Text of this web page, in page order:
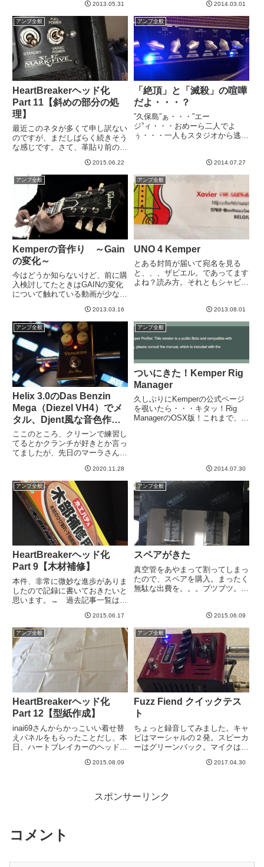
はあれですよ。ギター弾いた後飲
みたいだけです。そう考えていく
と、ぶっちゃけ、小さくて軽い必
要すらない。重かろうがなんだ
ろ...
2013.05.31 2014.03.01
アンプ全般
HeartBreakerヘッド化
Part 11【斜めの部分の処
理】
最近このネタが多くて申し訳ない
のですが、まだしばらく続きそう
な感じです。さて、革貼り前の最
の部分の処理についてです。だい
ぶ目処が立ってきました。まず
は、お手本であるMark Vの処理
を見てみます。ふーむ。。。実...
2015.06.22
アンプ全般
「絶頂」と「滅殺」の喧嘩
だよ・・・？
”久保島”ぁ・・・”エー
ジ”ィ・・・おめーら二人でよ
ぅ・・・一人もスタジオから逃が
ぅ （メサ）”弐
岩”？ ”魔血烈”？ ふっ、”お
もしれー”よ？（two rock）（マ
ッチ...
2014.07.27
アンプ全般
Kemperの音作り ～Gain
の変化～
今はどうか知らないけど、前に購
入検討してたときはGAINの変化
について触れている動画が少なか
こないだ試奏したTwo Rock
GainMaster 35！有料だったけ
ど、ぽちってしまった。。。
Amp Facto...
2013.03.16
アンプ全般
UNO 4 Kemper
とある封筒が届いて宛名を見る
と、、、ザビエル。であってます
よね？読み方。それともシャビエ
で消しました。しかし、ザビエル
って誰？？しかもベルギーって。
身に覚えが無いんですけど。。。
封...
2013.08.01
アンプ全般
Helix 3.0のDas Benzin
Mega（Diezel VH4）でメ
タル、Djent風な音色作る
トライ
ここのところ、クリーンで練習し
てるとかクランチが好きとか言っ
てましたが、先日のマーラさん＆
らびに、ブギーのレクチのニュー
モデルが出たとかRevvが興味深
いとか言ってたら、なんかごりご
りに歪んだ音で弾きたくなって...
2020.11.28
アンプ全般
ついにきた！Kemper Rig
Manager
久しぶりにKemperの公式ページ
を覗いたら・・・キタッ！Rig
ManagerのOSX版！これまで、
2014.07.30
アンプ全般
HeartBreakerヘッド化
Part 9【木材補修】
本件、非常に微妙な進歩がありま
したので記録に書いておきたいと
思います。→ 過去記事一覧はこ
れを塗るようです。乾燥した後
は、塗装や切削、ヤスリなども可
とあります。この斜めになるとこ
ろの微妙な段差が気になる。革を
貼...
2015.06.17
アンプ全般
スペアがきた
真空管をあやまって割ってしまっ
たので、スペアを購入。まったく
無駄な出費を。。。ブツブツ。割
したらいいというのか。誰か、
「ワイもMesaのEL34管ちょうど
１本割っちゃったので、１つ...
2015.06.09
アンプ全般
HeartBreakerヘッド化
Part 12【型紙作成】
inai69さんからかっこいい着せ替
えパネルをもらったことだし、本
日、ハートブレイカーのヘッドキ
事は下のリンクにまとめてありま
というか、紙を広げます。...
2015.08.09
アンプ全般
Fuzz Fiend クイックテス
ト
ちょっと録音してみました。キャ
ビはマーシャルの２発。スピーカ
ーはグリーンバック。マイクは
クリーンチャンネル＋Fuzz Fiend
ースター的...
2017.04.30
スポンサーリンク
コメント